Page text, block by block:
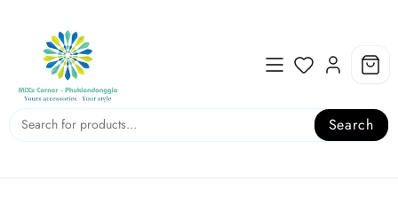
content
Search